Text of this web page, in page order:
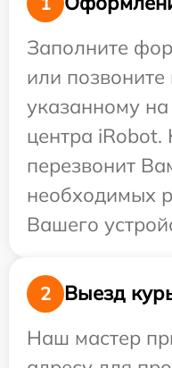
Заполните
или
указанному на
центра
перезвонит
необходимых
Вашего
2
Выезд
Наш мастер